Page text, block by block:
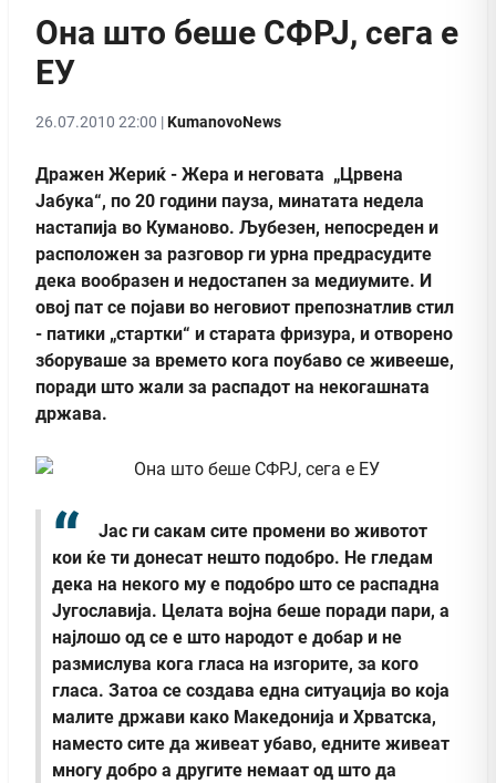
Она што беше СФРЈ, сега е
ЕУ
26.07.2010 22:00 |KumanovoNews
Дражен Жериќ - Жера и неговата „Црвена
Јабука“, по 20 години пауза, минатата недела
настапија во Куманово. Љубезен, непосреден и
расположен за разговор ги урна предрасудите
дека вообразен и недостапен за медиумите. И
овој пат се појави во неговиот препознатлив стил
- патики „стартки“ и старата фризура, и отворено
зборуваше за времето кога поубаво се живееше,
поради што жали за распадот на некогашната
држава.
Јас ги сакам сите промени во животот
кои ќе ти донесат нешто подобро. Не гледам
дека на некого му е подобро што се распадна
Југославија. Целата војна беше поради пари, а
најлошо од се е што народот е добар и не
размислува кога гласа на изгорите, за кого
гласа. Затоа се создава една ситуација во која
малите држави како Македонија и Хрватска,
наместо сите да живеат убаво, едните живеат
многу добро а другите немаат од што да